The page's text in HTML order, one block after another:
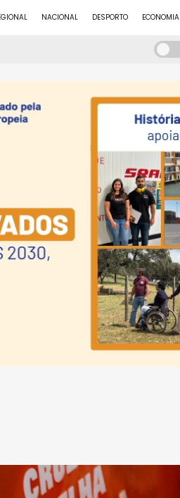
NACIONAL DESPORTO ECONOMIA